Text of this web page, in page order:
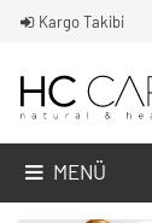
Kargo Takibi
MENÜ